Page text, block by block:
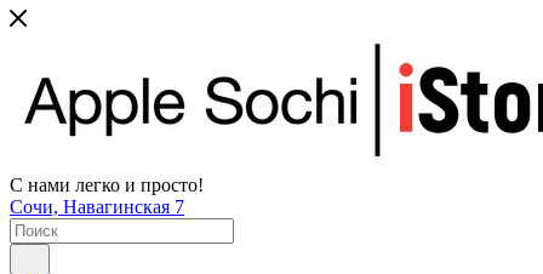
С нами легко и просто!
Сочи, Навагинская 7